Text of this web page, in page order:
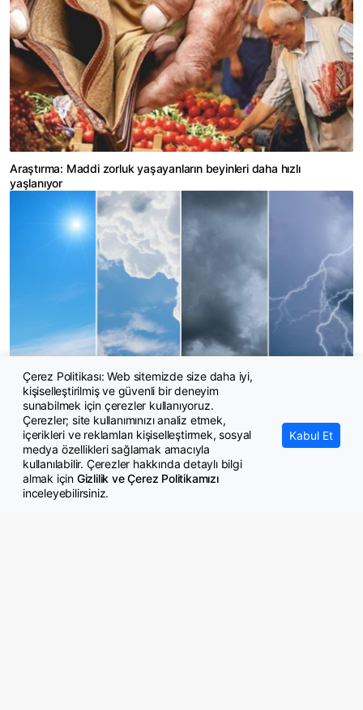
Araştırma: Maddi zorluk yaşayanların beyinleri daha hızlı
yaşlanıyor
Yeni haftada hava nasıl olacak?
Çerez Politikası: Web sitemizde size daha iyi,
kişiselleştirilmiş ve güvenli bir deneyim
sunabilmek için çerezler kullanıyoruz.
Çerezler; site kullanımınızı analiz etmek,
içerikleri ve reklamları kişiselleştirmek, sosyal
medya özellikleri sağlamak amacıyla
kullanılabilir. Çerezler hakkında detaylı bilgi
almak için Gizlilik ve Çerez Politikamızı
inceleyebilirsiniz.
Kabul Et